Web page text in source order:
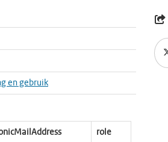
en gebruik
role